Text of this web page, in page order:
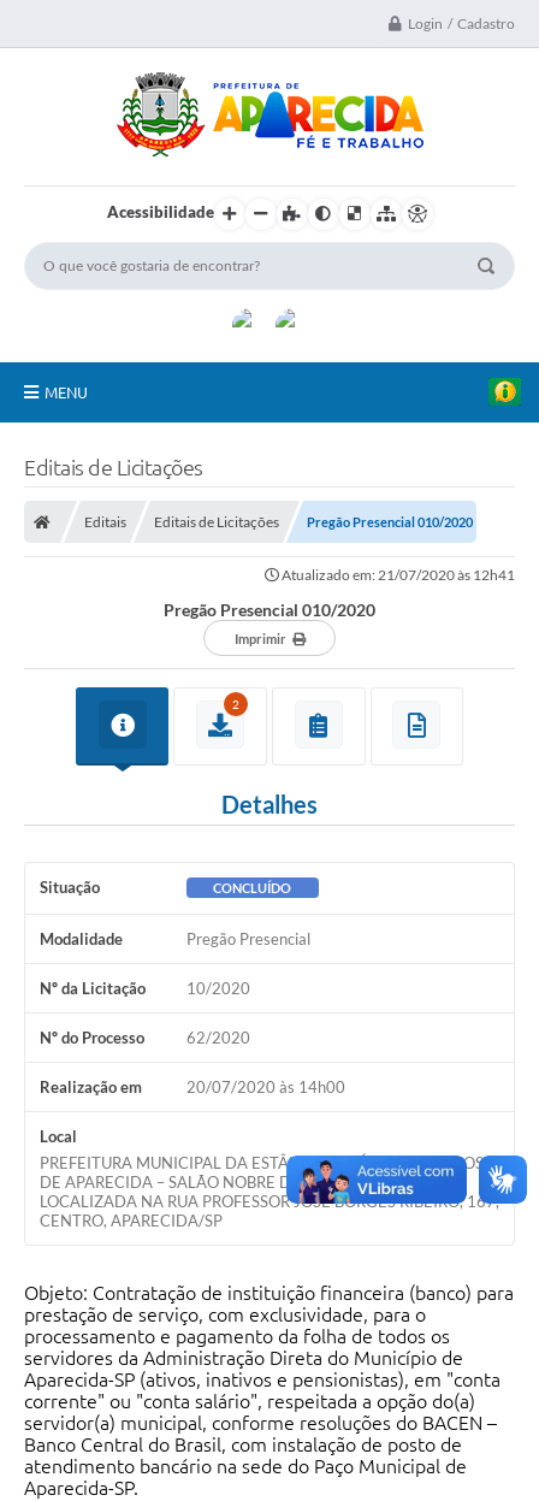
Login / Cadastro
Acessibilidade
MENU
Serviços Online
Legislação
Secretaria de Saúde (Relações ESF)
Plano Municipal de Saúde
ISS Online (Gerar Senha de Acesso / Acesso ao Sistema)
Galeria de Fotos
Cemitérios
Carta de Serviços
Arquivos para Download
Galeria de Vídeos
Projetos
Participe mais
Contas Públicas
Editais
Editais de Licitações
Editais Editais de Licitações Pregão Presencial 010/2020
Atualizado em: 21/07/2020 às 12h41
Pregão Presencial 010/2020
Imprimir
2
Detalhes
Situação CONCLUÍDO
Modalidade Pregão Presencial
Nº da Licitação 10/2020
Nº do Processo 62/2020
Realização em 20/07/2020 às 14h00
Local
PREFEITURA MUNICIPAL DA ESTÂNCIA TURÍSTICA RELIGIOSA
DE APARECIDA – SALÃO NOBRE DO PAÇO MUNICIPAL,
LOCALIZADA NA RUA PROFESSOR JOSÉ BORGES RIBEIRO, 167,
CENTRO, APARECIDA/SP
Objeto: Contratação de instituição financeira (banco) para
prestação de serviço, com exclusividade, para o
processamento e pagamento da folha de todos os
servidores da Administração Direta do Município de
Aparecida-SP (ativos, inativos e pensionistas), em "conta
corrente" ou "conta salário", respeitada a opção do(a)
servidor(a) municipal, conforme resoluções do BACEN –
Banco Central do Brasil, com instalação de posto de
atendimento bancário na sede do Paço Municipal de
Aparecida-SP.